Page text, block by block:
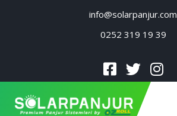
info@solarpanjur.com
0252 319 19 39